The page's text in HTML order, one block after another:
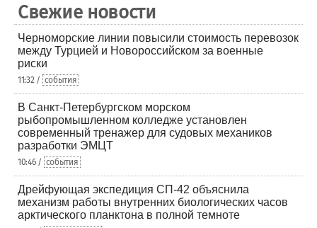
Свежие новости
Черноморские линии повысили стоимость перевозок
между Турцией и Новороссийском за военные
риски
11:32 / события
В Санкт-Петербургском морском
рыбопромышленном колледже установлен
современный тренажер для судовых механиков
разработки ЭМЦТ
10:46 / события
Дрейфующая экспедиция СП-42 объяснила
механизм работы внутренних биологических часов
арктического планктона в полной темноте